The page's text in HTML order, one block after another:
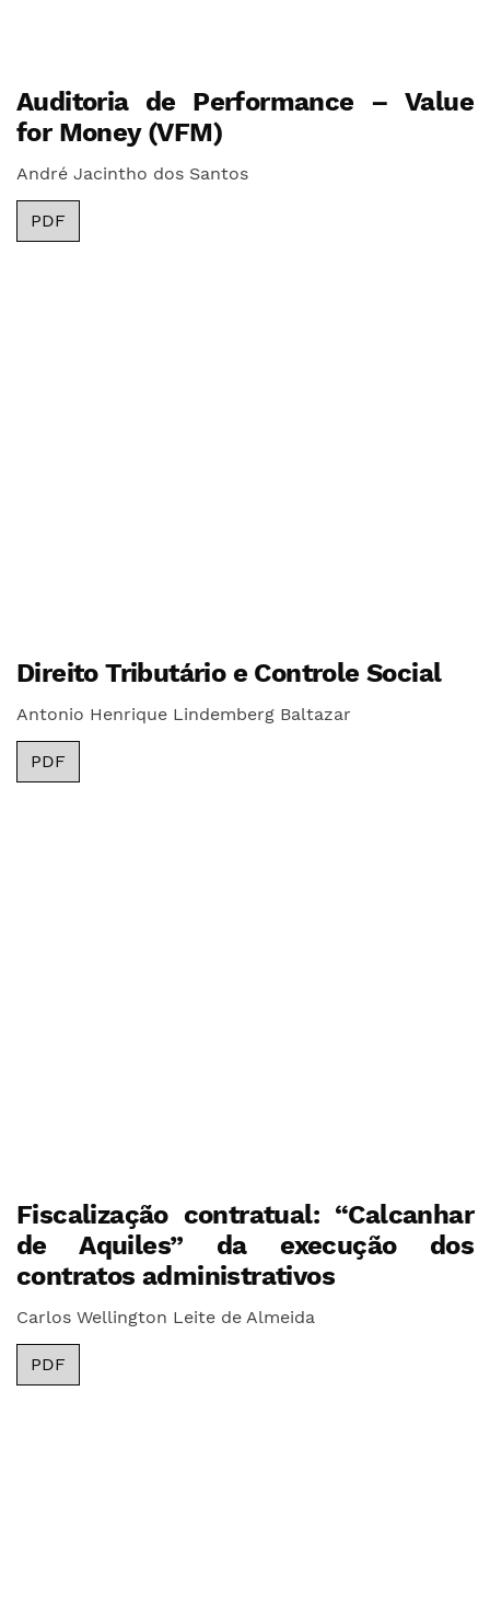
Auditoria de Performance – Value
for Money (VFM)
André Jacintho dos Santos
PDF
Direito Tributário e Controle Social
Antonio Henrique Lindemberg Baltazar
PDF
Fiscalização contratual: “Calcanhar
de Aquiles” da execução dos
contratos administrativos
Carlos Wellington Leite de Almeida
PDF